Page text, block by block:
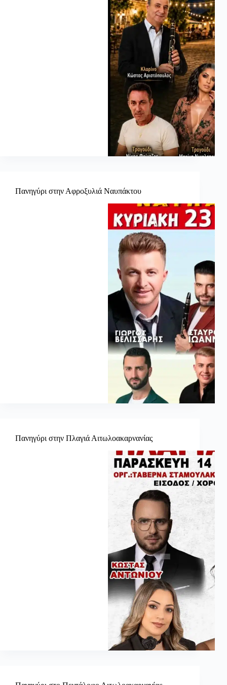
Πανηγύρι στην Αφροξυλιά Ναυπάκτου
Πανηγύρι στην Πλαγιά Αιτωλοακαρνανίας